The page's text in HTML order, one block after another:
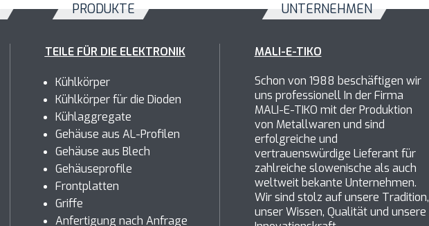
PRODUKTE
TEILE FÜR DIE ELEKTRONIK
Kühlkörper
Kühlkörperfür die Dioden
Kühlaggregate
Gehäuse aus AL-Profilen
Gehäuse aus Blech
Gehäuseprofile
Frontplatten
Griffe
Anfertigung nach Anfrage
UNTERNEHMEN
MALI-E-TIKO
Schon von 1988 beschäftigen wir
uns professionell In der Firma
MALI-E-TIKO mit der Produktion
von Metallwaren und sind
erfolgreiche und
vertrauenswürdige Lieferant für
zahlreiche slowenische als auch
weltweit bekante Unternehmen.
Wir sind stolz auf unsere Tradition,
unser Wissen, Qualität und unsere